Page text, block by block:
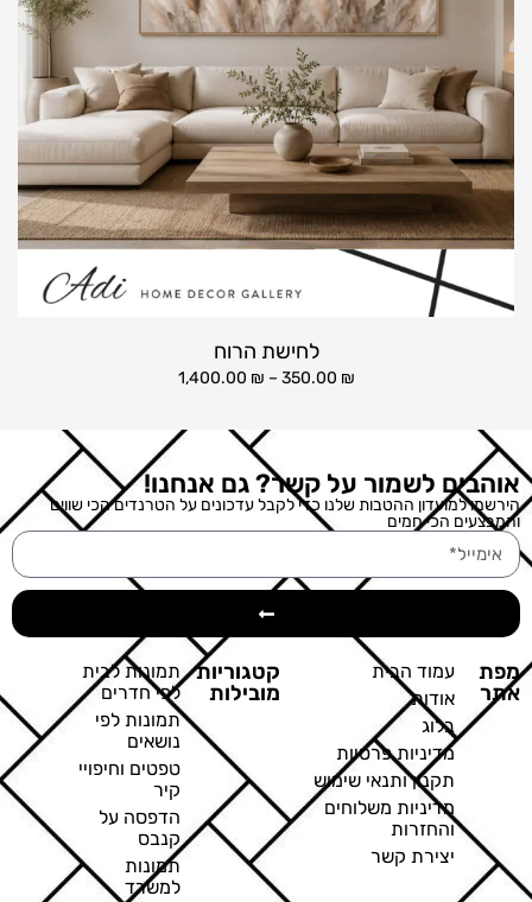
לחישת הרוח
350.00 ₪
–
1,400.00 ₪
אוהבים לשמור על קשר? גם אנחנו!
הירשמו למועדון ההטבות שלנו כדי לקבל עדכונים על הטרנדים הכי שווים
והמבצעים הכי חמים
מפת
אתר
עמוד הבית
אודות
בלוג
מדיניות פרטיות
תקנון ותנאי שימוש
מדיניות משלוחים
והחזרות
יצירת קשר
קטגוריות
מובילות
תמונות לבית
לפי חדרים
תמונות לפי
נושאים
טפטים וחיפויי
קיר
הדפסה על
קנבס
תמונות
למשרד